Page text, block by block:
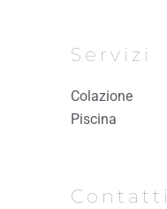
Servizi
Colazione
Piscina
Contatti